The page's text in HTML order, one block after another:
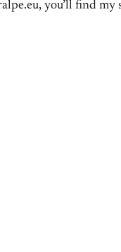
you’ll find my